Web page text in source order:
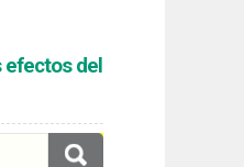
del